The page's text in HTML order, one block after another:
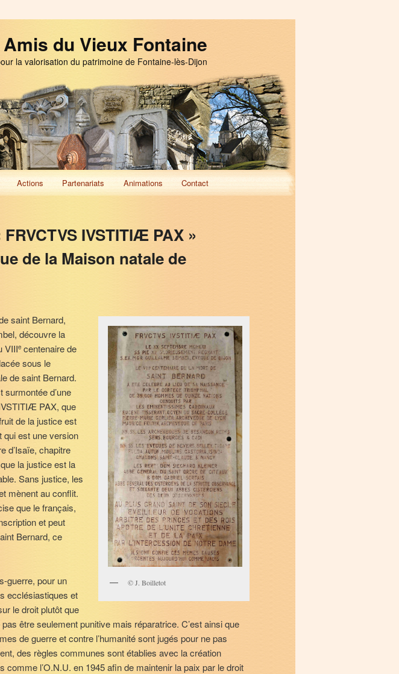
du Vieux Fontaine
la valorisation du patrimoine de Fontaine-lès-Dijon
Actions Partenariats Animations Contact
IVSTITIÆ PAX »
de la Maison natale de
© J. Boilletot
saint Bernard,
découvre la
VIIIe centenaire de
sous le
de saint Bernard.
surmontée d’une
PAX, que
de la justice est
qui est une version
d’Isaïe, chapitre
la justice est la
Sans justice, les
mènent au conflit.
que le français,
et peut
Bernard, ce
guerre, pour un
ecclésiastiques et
le droit plutôt que
être seulement punitive mais réparatrice. C’est ainsi que
de guerre et contre l’humanité sont jugés pour ne pas
des règles communes sont établies avec la création
comme l’O.N.U. en 1945 afin de maintenir la paix par le droit